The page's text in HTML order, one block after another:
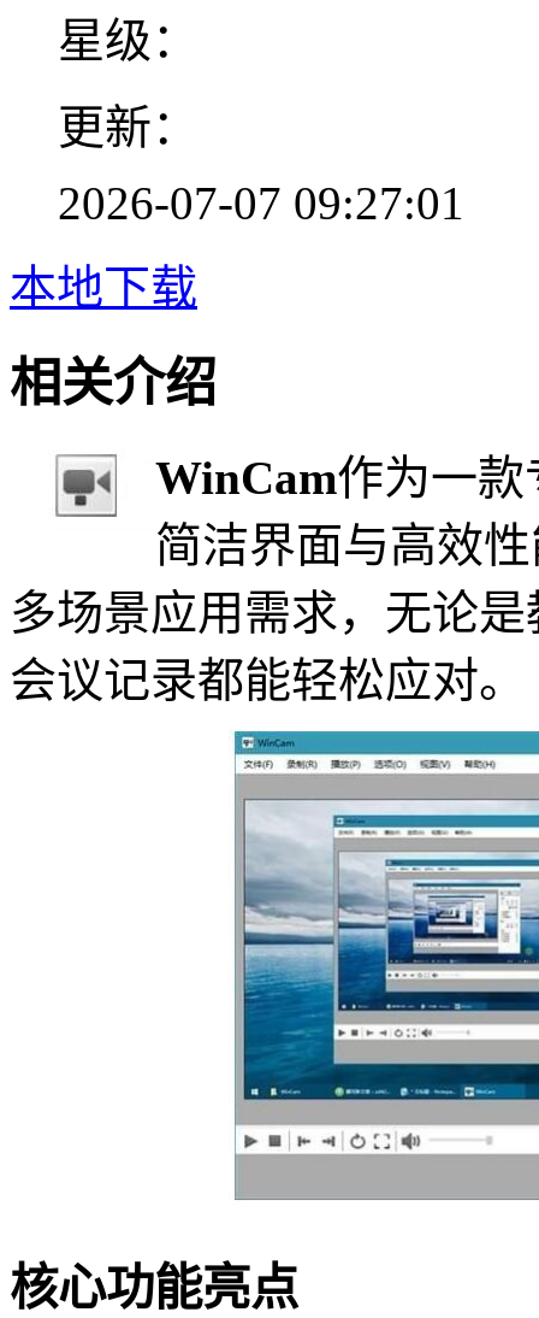
星级：
更新：
2026-07-07 09:27:01
本地下载
相关介绍
WinCam作为一
简洁界面与高效
多场景应用需求，无论
会议记录都能轻松应对。
核心功能亮点